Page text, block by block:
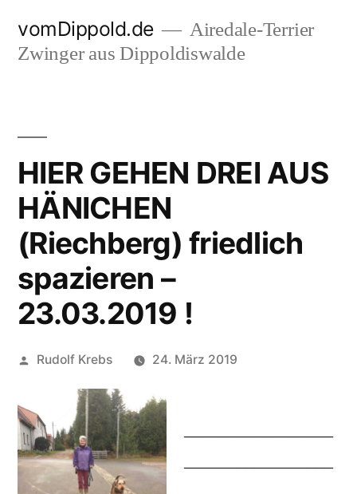
Inhalt
vomDippold.de
Airedale-Terrier
Zwinger aus Dippoldiswalde
HIER GEHEN DREI AUS
HÄNICHEN
(Riechberg) friedlich
spazieren –
23.03.2019 !
Veröffentlicht
Rudolf Krebs 24. März 2019